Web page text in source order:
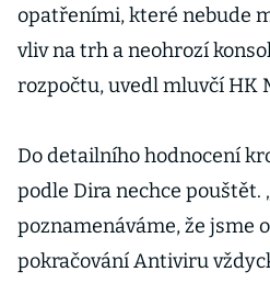
opatřeními, které nebude
vliv na trh a neohrozí
rozpočtu, uvedl mluvčí HK
Do detailního hodnocení
podle Dira nechce pouštět.
poznamenáváme, že jsme
pokračování Antiviru